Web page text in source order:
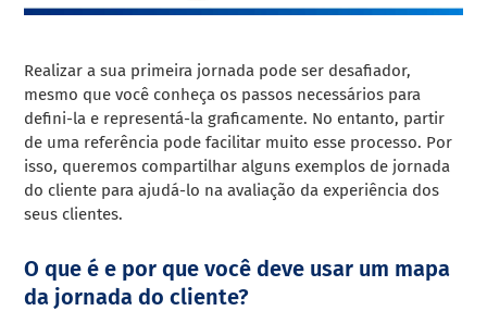
Realizar a sua primeira jornada pode ser desafiador,
mesmo que você conheça os passos necessários para
defini-la e representá-la graficamente. No entanto, partir
de uma referência pode facilitar muito esse processo. Por
isso, queremos compartilhar alguns exemplos de jornada
do cliente para ajudá-lo na avaliação da experiência dos
seus clientes.
O que é e por que você deve usar um mapa
da jornada do cliente?